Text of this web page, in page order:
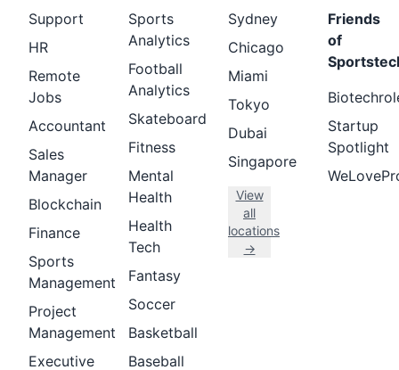
Support
HR
Remote
Jobs
Accountant
Sales
Manager
Blockchain
Finance
Sports
Management
Project
Management
Executive
Sports
Analytics
Football
Analytics
Skateboard
Fitness
Mental
Health
Health
Tech
Fantasy
Soccer
Basketball
Baseball
Sydney
Chicago
Miami
Tokyo
Dubai
Singapore
View
all
locations
→
Friends
of
Startup
Spotlight